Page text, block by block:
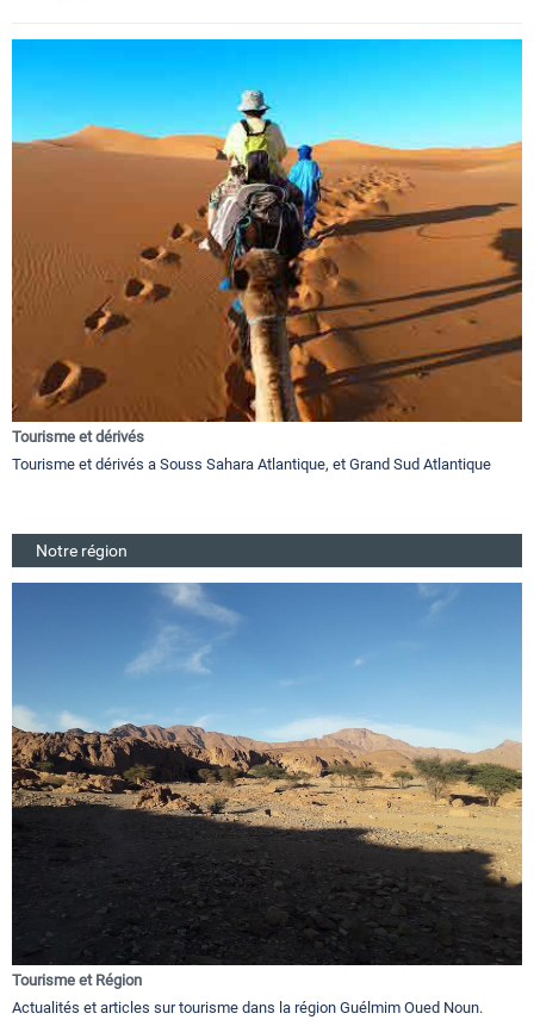
Tourisme et dérivés
Tourisme et dérivés a Souss Sahara Atlantique, et Grand Sud Atlantique
Notre région
Tourisme et Région
Actualités et articles sur tourisme dans la région Guélmim Oued Noun.